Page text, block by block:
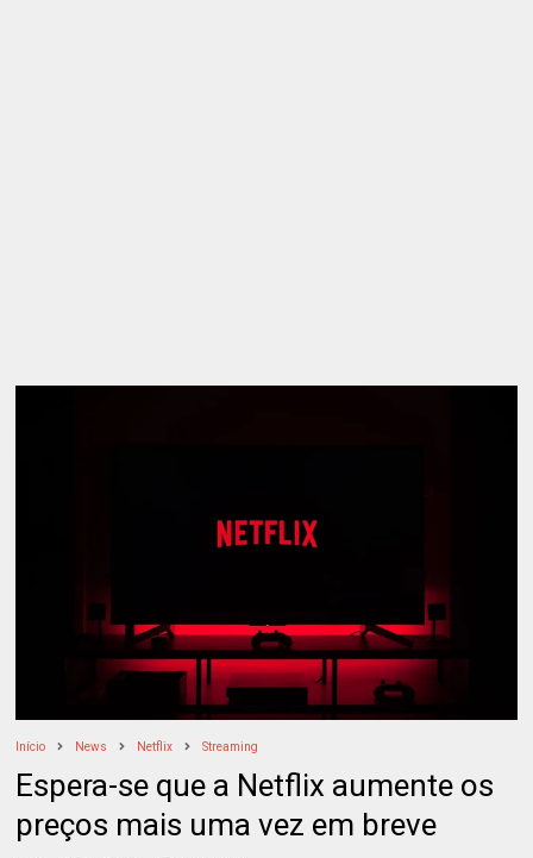
Início News Netflix Streaming
Espera-se que a Netflix aumente os
preços mais uma vez em breve